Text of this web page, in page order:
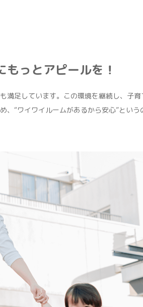
っとアピールを！
足しています。この環境を継続し、子
“ワイワイルームがあるから安心”とい